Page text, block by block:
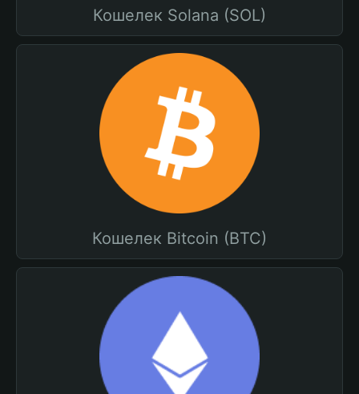
Кошелек Solana (SOL)
Кошелек Bitcoin (BTC)